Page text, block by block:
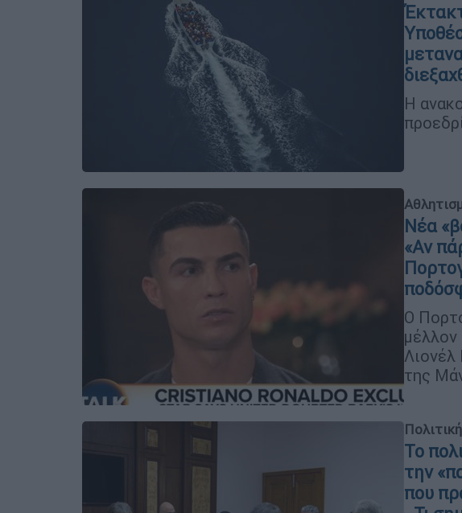
Η
Νέα
«Αν
Ο
Λιονέλ
της
Πολιτική
Το
την
που